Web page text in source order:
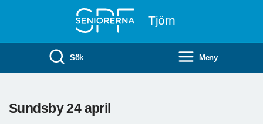
Tjörn
Sök Meny
Sundsby 24 april